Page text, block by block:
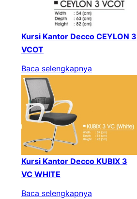
Kursi Kantor Decco CEYLON 3
VCOT
Baca selengkapnya
Kursi Kantor Decco KUBIX 3
VC WHITE
Baca selengkapnya